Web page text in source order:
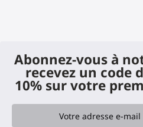
Abonnez-vous à
recevez un code
10% sur votre